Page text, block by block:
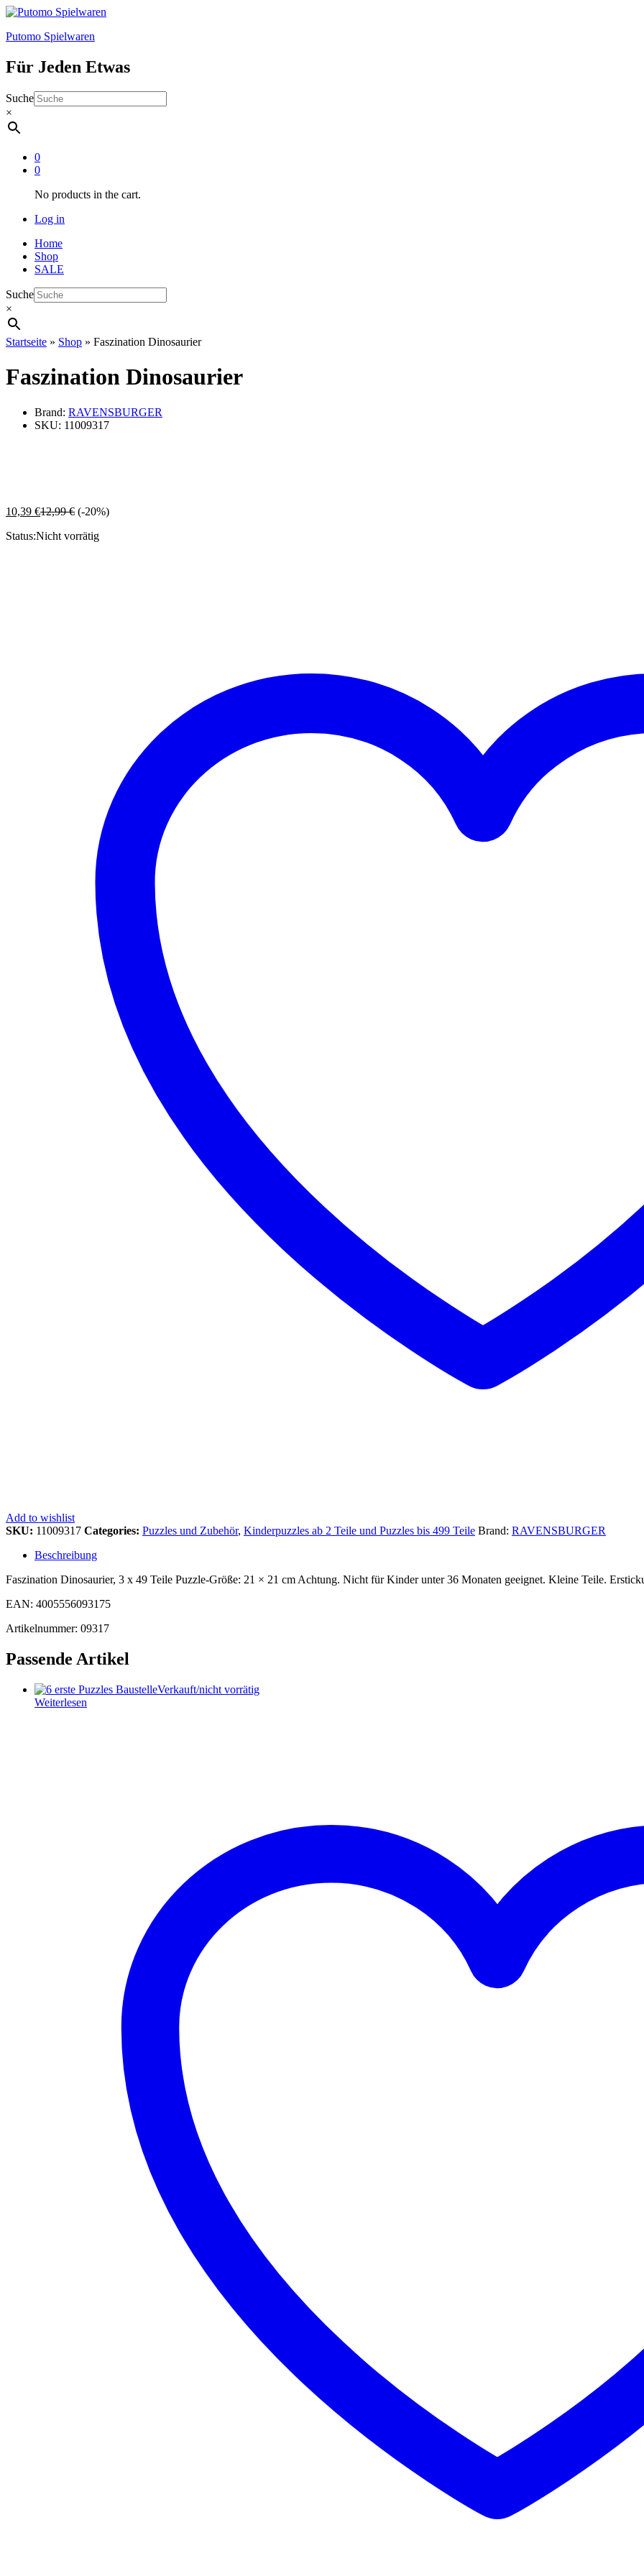
Putomo Spielwaren
Für Jeden Etwas
Suche
×
0
0
No products in the cart.
Log in
Home
Shop
SALE
Suche
×
Startseite » Shop » Faszination Dinosaurier
Faszination Dinosaurier
Brand: RAVENSBURGER
SKU: 11009317
10,39 €12,99€ (-20%)
Status:Nicht vorrätig
Add to wishlist
SKU: 11009317 Categories: Puzzles und Zubehör, Kinderpuzzles ab 2 Teile und Puzzles bis 499 Teile Brand: RAVENSBURGER
Beschreibung
Faszination Dinosaurier, 3 x 49 Teile Puzzle-Größe: 21 × 21 cm Achtung. Nicht für Kinder unter 36 Monaten geeignet. Kleine Teile.
EAN: 4005556093175
Artikelnummer: 09317
Passende Artikel
Verkauft/nicht vorrätig
Weiterlesen